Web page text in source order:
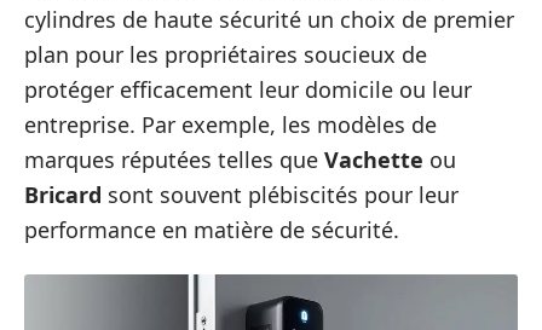
cylindres de haute sécurité un choix de premier
plan pour les propriétaires soucieux de
protéger efficacement leur domicile ou leur
entreprise. Par exemple, les modèles de
marques réputées telles que Vachette ou
Bricard sont souvent plébiscités pour leur
performance en matière de sécurité.